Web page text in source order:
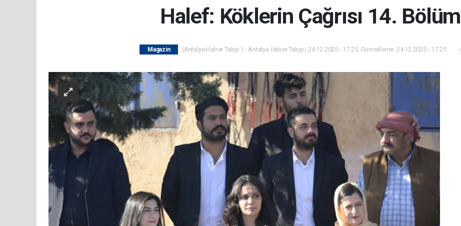
Halef: Köklerin Çağrısı 14.
Magazin (Antalya Haber Takip ) - Antalya Haber Takip | 24.12.2025 - 17:25, Güncelleme: 24.12.2025 - 17:25